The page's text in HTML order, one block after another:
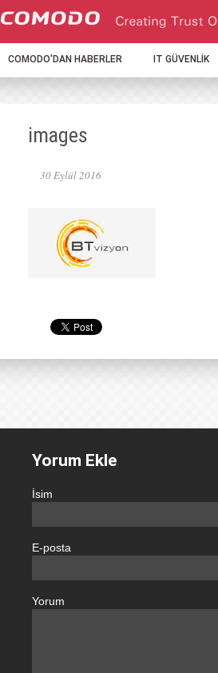
COMODO'DAN HABERLER IT GÜVENLİK
images
30 Eylül 2016
Yorum Ekle
İsim
E-posta
Yorum